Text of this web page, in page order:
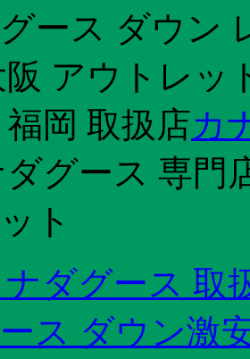
ース ダウン
アウトレッ
岡 取扱店カ
グース 専門
ト
ダグース 取
ス ダウン激